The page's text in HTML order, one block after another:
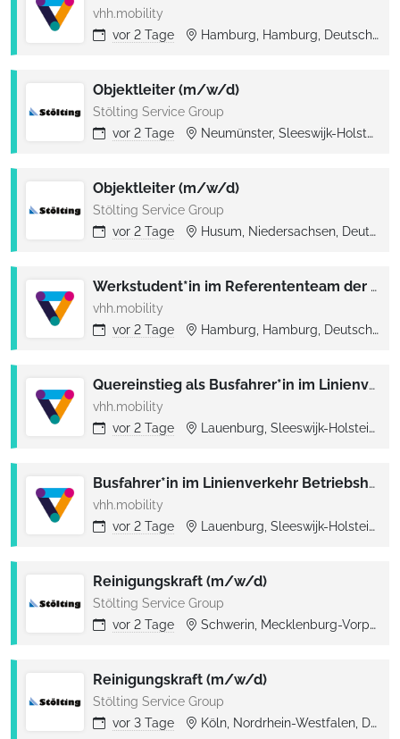
vhh.mobility
vor 2 Tage Hamburg, Hamburg, Deutschland
Objektleiter (m/w/d)
Stölting Service Group
vor 2 Tage Neumünster, Sleeswijk-Holstein, Deutschland
Objektleiter (m/w/d)
Stölting Service Group
vor 2 Tage Husum, Niedersachsen, Deutschland
Werkstudent*in im Referententeam der Geschäftsführung
vhh.mobility
vor 2 Tage Hamburg, Hamburg, Deutschland
Quereinstieg als Busfahrer*in im Linienverkehr Betriebshof Lauenburg
vhh.mobility
vor 2 Tage Lauenburg, Sleeswijk-Holstein, Deutschland
Busfahrer*in im Linienverkehr Betriebshof Lauenburg
vhh.mobility
vor 2 Tage Lauenburg, Sleeswijk-Holstein, Deutschland
Reinigungskraft (m/w/d)
Stölting Service Group
vor 2 Tage Schwerin, Mecklenburg-Vorpommern, Deutschland
Reinigungskraft (m/w/d)
Stölting Service Group
vor 3 Tage Köln, Nordrhein-Westfalen, Deutschland